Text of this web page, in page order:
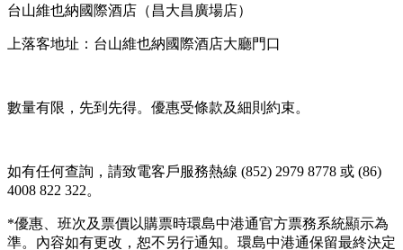
台山維也納國際酒店（昌大昌廣場店）
上落客地址：台山維也納國際酒店大廳門口
數量有限，先到先得。優惠受條款及細則約束。
如有任何查詢，請致電客戶服務熱線 (852) 2979 8778 或 (86)
4008 822 322。
*優惠、班次及票價以購票時環島中港通官方票務系統顯示為
準。內容如有更改，恕不另行通知。環島中港通保留最終決定